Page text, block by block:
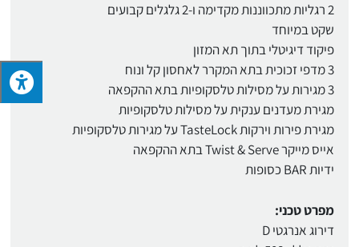
2 רגליות מתכווננות מקדימה ו-2 גלגלים קבועים
שקט במיוחד
פיקוד דיגיטלי בתוך תא המזון
3 מדפי זכוכית בתא המקרר לאחסון קל ונוח
3 מגירות על מסילות טלסקופיות בתא ההקפאה
מגירת מעדנים ענקית על מסילות טלסקופיות
מגירת פירות וירקות TasteLock על מגירות טלסקופיות
אייס מייקר Twist & Serve בתא ההקפאה
ידיות BAR כסופות
מפרט טכני:
דירוג אנרגטי D